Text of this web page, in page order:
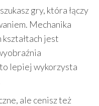
gry, która łączy
Mechanika
kształtach jest
lepiej wykorzysta
ale cenisz też